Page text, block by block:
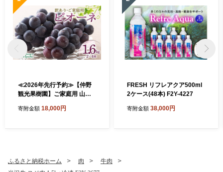
≪2026年先行予約≫【仲野
観光果樹園】ご家庭用 山形
種無し ぶどう 2026年8月下
寄附金額 18,000円
FRESH リフレアクア500ml
2ケース(48本) F2Y-4227
寄附金額 38,000円
ふるさと納税ホーム 肉
牛肉